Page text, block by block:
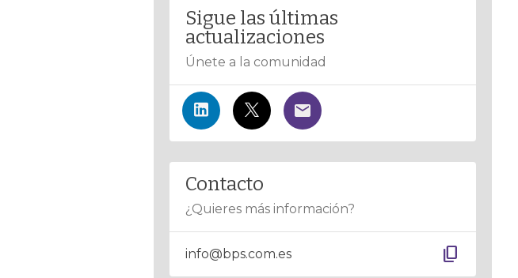
Sigue las últimas
actualizaciones
Únete a la comunidad
Contacto
¿Quieres más información?
info@bps.com.es content_copy